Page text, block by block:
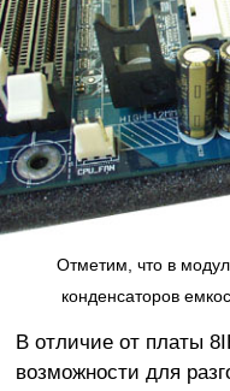
Отметим, что в
конденсаторов
В отличие от платы
возможности для